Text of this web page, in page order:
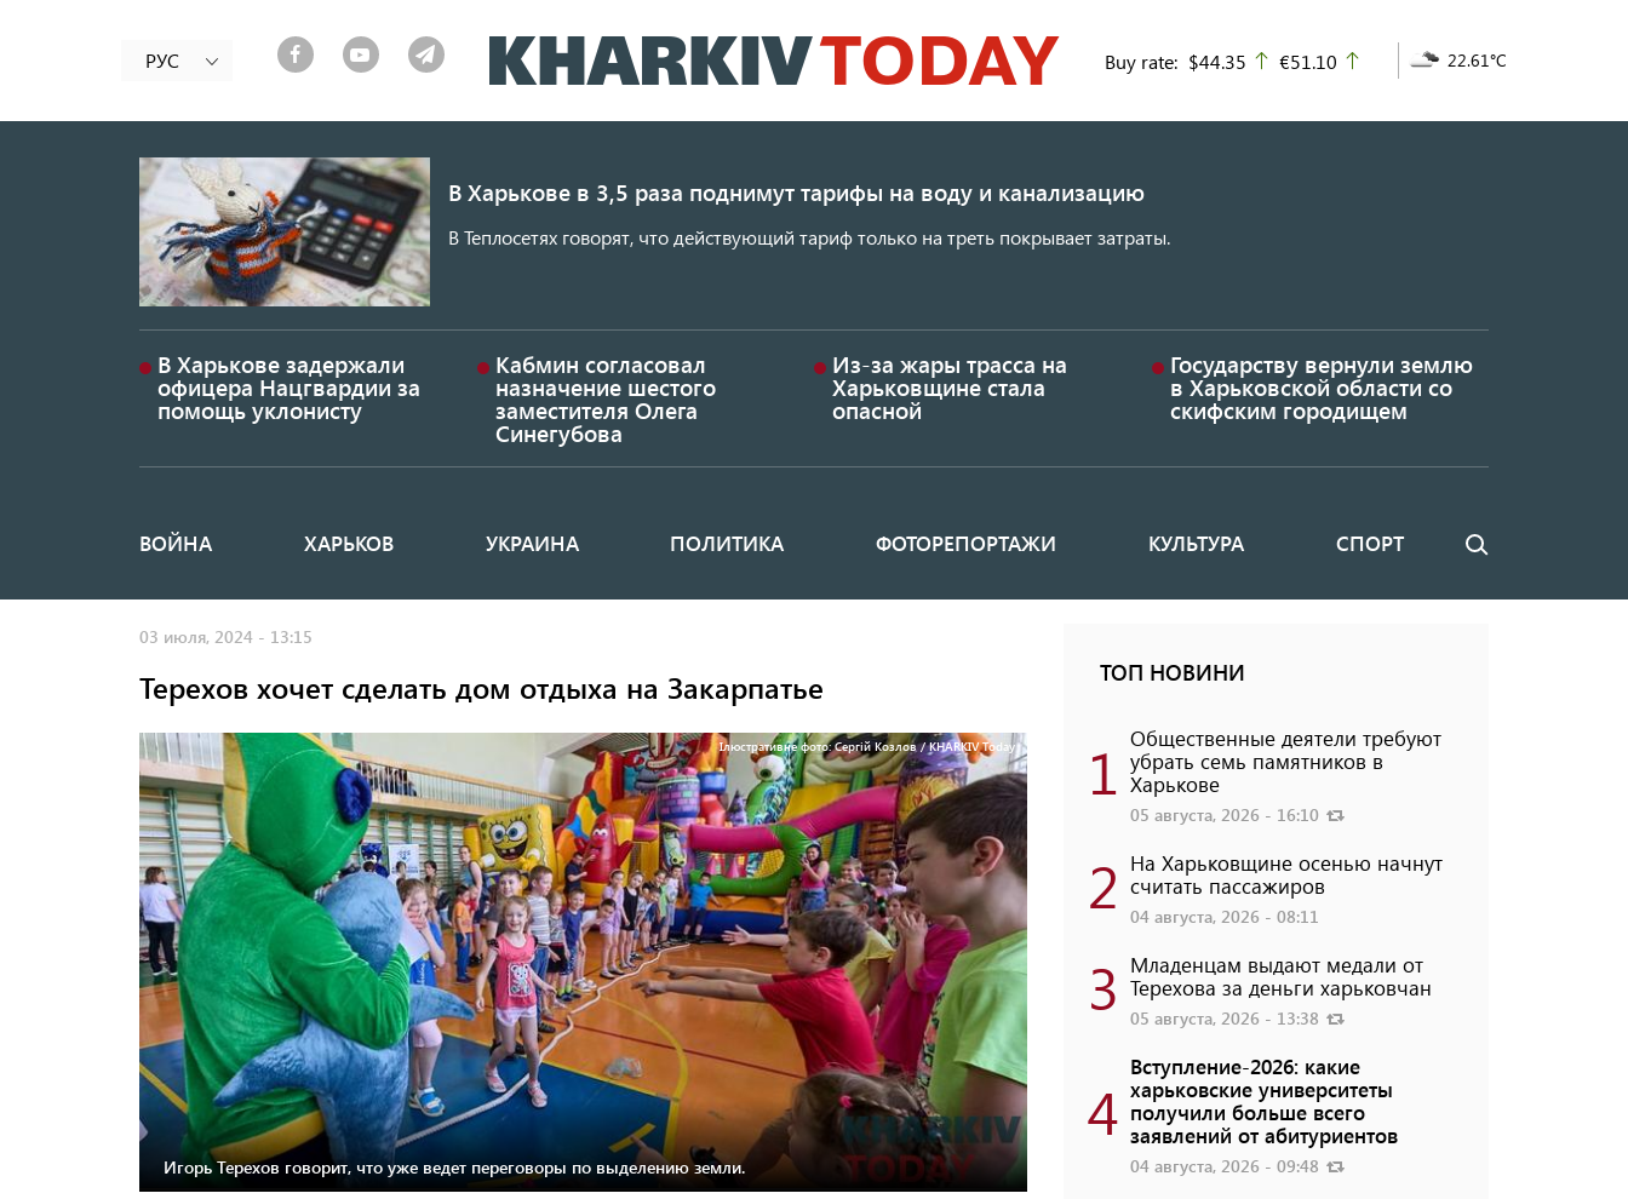
к
основному
РУС Buy rate: $44.35 up
€51.10 22.61°C
В Харькове в 3,5 раза поднимут тарифы на воду и канализацию
В Теплосетях говорят, что действующий тариф только на треть покрывает затраты.
В Харькове задержали
офицера Нацгвардии за
помощь уклонисту
Кабмин согласовал
назначение шестого
заместителя Олега
Синегубова
Из-за жары трасса на
Харьковщине стала
опасной
Государству вернули землю
в Харьковской области со
скифским городищем
Основная
ВОЙНА ХАРЬКОВ УКРАИНА ПОЛИТИКА ФОТОРЕПОРТАЖИ КУЛЬТУРА СПОРТ Поиск
03 июля, 2024 - 13:15
Терехов хочет сделать дом отдыха на Закарпатье
Ілюстративне фото: Сергій Козлов / KHARKIV Today
Игорь Терехов говорит, что уже ведет переговоры по выделению земли.
ТОП НОВИНИ
1 Общественные деятели требуют
убрать семь памятников в
Харькове
05 августа, 2026 - 16:10
2 На Харьковщине осенью начнут
считать пассажиров
04 августа, 2026 - 08:11
3 Младенцам выдают медали от
Терехова за деньги харьковчан
05 августа, 2026 - 13:38
4
Вступление-2026: какие
харьковские университеты
получили больше всего
заявлений от абитуриентов
04 августа, 2026 - 09:48